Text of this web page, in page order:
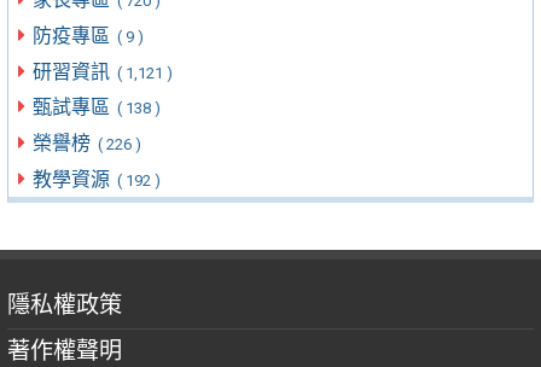
防疫專區 ( 9 )
研習資訊 ( 1,121 )
甄試專區 ( 138 )
榮譽榜 ( 226 )
教學資源 ( 192 )
隱私權政策
著作權聲明